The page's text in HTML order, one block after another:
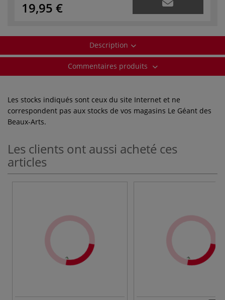
19,95 €
Description
Commentaires produits
Les stocks indiqués sont ceux du site Internet et ne
correspondent pas aux stocks de vos magasins Le Géant des
Beaux-Arts.
Les clients ont aussi acheté ces
articles